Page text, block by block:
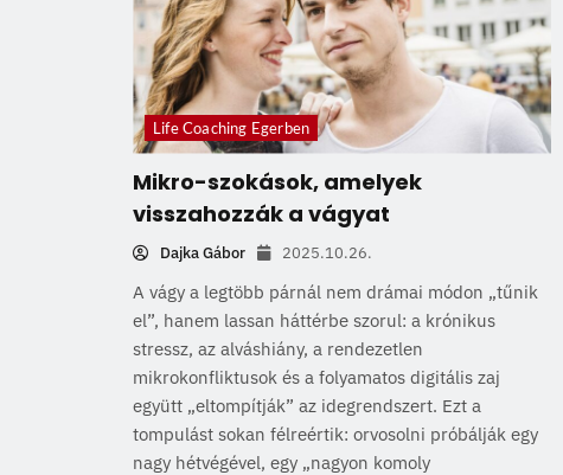
Life Coaching Egerben
Mikro-szokások, amelyek
visszahozzák a vágyat
Dajka Gábor 2025.10.26.
A vágy a legtöbb párnál nem drámai módon „tűnik
el”, hanem lassan háttérbe szorul: a krónikus
stressz, az alváshiány, a rendezetlen
mikrokonfliktusok és a folyamatos digitális zaj
együtt „eltompítják” az idegrendszert. Ezt a
tompulást sokan félreértik: orvosolni próbálják egy
nagy hétvégével, egy „nagyon komoly